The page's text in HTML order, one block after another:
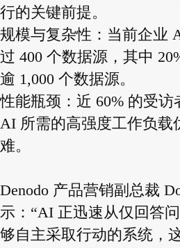
行的关键前提。
规模与复杂性：当前企业
过 400 个数据源，其中
逾 1,000 个数据源。
性能瓶颈：近 60% 的受
AI 所需的高强度工作负载
难。
Denodo 产品营销副总裁
示：“AI 正迅速从仅回答
够自主采取行动的系统，